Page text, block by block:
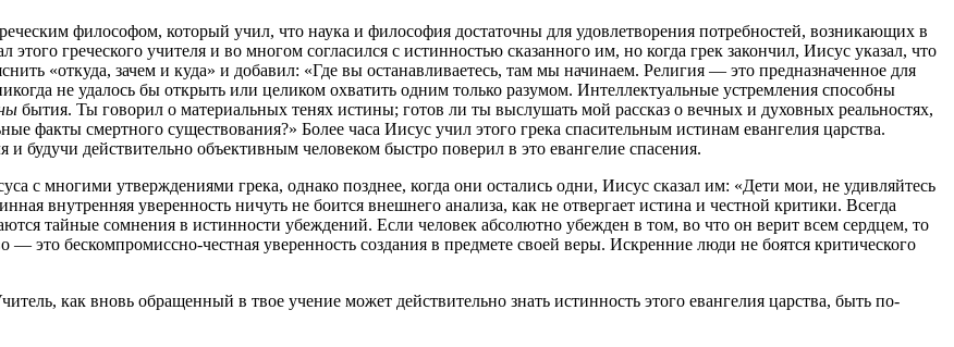
философом, который учил, что наука и философия достаточны для удовлетворения потребностей, возникающих в
греческого учителя и во многом согласился с истинностью сказанного им, но когда грек закончил, Иисус указал, что
«откуда, зачем и куда» и добавил: «Где вы останавливаетесь, там мы начинаем. Религия — это предназначенное для
не удалось бы открыть или целиком охватить одним только разумом. Интеллектуальные устремления способны
бытия. Ты говорил о материальных тенях истины; готов ли ты выслушать мой рассказ о вечных и духовных реальностях,
факты смертного существования?» Более часа Иисус учил этого грека спасительным истинам евангелия царства.
будучи действительно объективным человеком быстро поверил в это евангелие спасения.
с многими утверждениями грека, однако позднее, когда они остались одни, Иисус сказал им: «Дети мои, не удивляйтесь
внутренняя уверенность ничуть не боится внешнего анализа, как не отвергает истина и честной критики. Всегда
тайные сомнения в истинности убеждений. Если человек абсолютно убежден в том, во что он верит всем сердцем, то
это бескомпромиссно-честная уверенность создания в предмете своей веры. Искренние люди не боятся критического
как вновь обращенный в твое учение может действительно знать истинность этого евангелия царства, быть по-